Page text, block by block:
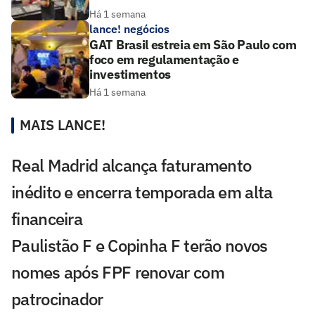
Há 1 semana
lance! negócios
GAT Brasil estreia em São Paulo com
foco em regulamentação e
investimentos
Há 1 semana
MAIS LANCE!
Real Madrid alcança faturamento
inédito e encerra temporada em alta
financeira
Paulistão F e Copinha F terão novos
nomes após FPF renovar com
patrocinador